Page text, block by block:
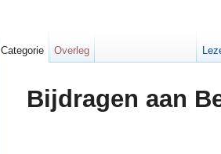
Bijdragen aan
Categorie Overleg